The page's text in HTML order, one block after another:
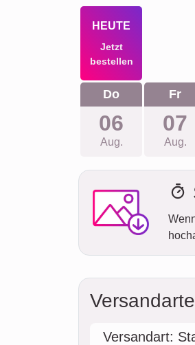
HEUTE
Jetzt
bestellen
Do
06
Aug.
Fr
07
Aug.
Versandart: